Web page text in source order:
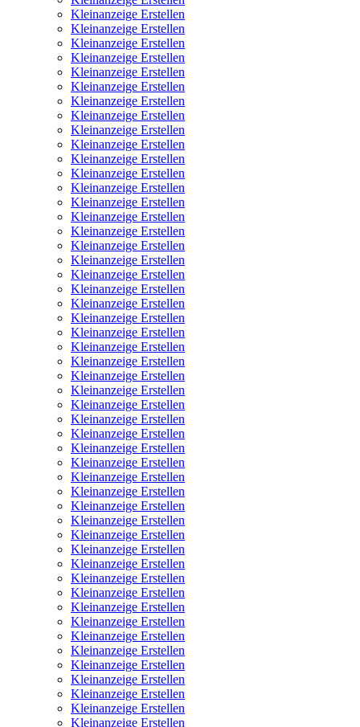
Kleinanzeige Erstellen
Kleinanzeige Erstellen
Kleinanzeige Erstellen
Kleinanzeige Erstellen
Kleinanzeige Erstellen
Kleinanzeige Erstellen
Kleinanzeige Erstellen
Kleinanzeige Erstellen
Kleinanzeige Erstellen
Kleinanzeige Erstellen
Kleinanzeige Erstellen
Kleinanzeige Erstellen
Kleinanzeige Erstellen
Kleinanzeige Erstellen
Kleinanzeige Erstellen
Kleinanzeige Erstellen
Kleinanzeige Erstellen
Kleinanzeige Erstellen
Kleinanzeige Erstellen
Kleinanzeige Erstellen
Kleinanzeige Erstellen
Kleinanzeige Erstellen
Kleinanzeige Erstellen
Kleinanzeige Erstellen
Kleinanzeige Erstellen
Kleinanzeige Erstellen
Kleinanzeige Erstellen
Kleinanzeige Erstellen
Kleinanzeige Erstellen
Kleinanzeige Erstellen
Kleinanzeige Erstellen
Kleinanzeige Erstellen
Kleinanzeige Erstellen
Kleinanzeige Erstellen
Kleinanzeige Erstellen
Kleinanzeige Erstellen
Kleinanzeige Erstellen
Kleinanzeige Erstellen
Kleinanzeige Erstellen
Kleinanzeige Erstellen
Kleinanzeige Erstellen
Kleinanzeige Erstellen
Kleinanzeige Erstellen
Kleinanzeige Erstellen
Kleinanzeige Erstellen
Kleinanzeige Erstellen
Kleinanzeige Erstellen
Kleinanzeige Erstellen
Kleinanzeige Erstellen
Kleinanzeige Erstellen